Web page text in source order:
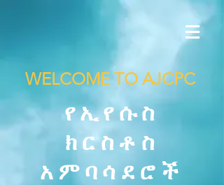
የኢየሱስ
ክርስቶስ
አምባሳደሮች
WELCOME TO AJCPC